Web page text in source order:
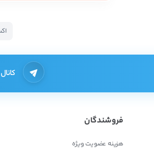
فروشندگان
هزینه عضویت ویژه